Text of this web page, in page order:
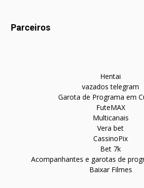
Parceiros
Hentai
vazados telegram
Garota de Programa em
FuteMAX
Multicanais
Vera bet
CassinoPix
Bet 7k
Acompanhantes e garotas de
Baixar Filmes